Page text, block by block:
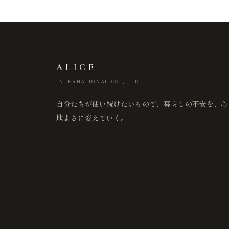
ALICE
INTERNATIONAL CO., LTD
自分たちが使い続けたいもので、暮らしの不安を、心
地よさに変えていく。